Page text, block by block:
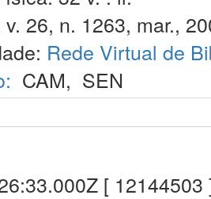
26, n. 1263, mar.,
Rede Virtual de
CAM, SEN
[ 12144503